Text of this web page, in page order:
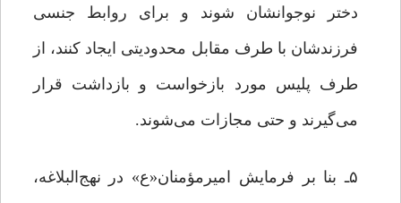
دختر نوجوانشان شوند و برای روابط جنسی
فرزندشان با طرف مقابل محدودیتی ایجاد کنند، از
طرف پلیس مورد بازخواست و بازداشت قرار
می‌گیرند و حتی مجازات می‌شوند.
۵ـ بنا بر فرمایش امیرمؤمنان«ع» در نهج‌البلاغه،